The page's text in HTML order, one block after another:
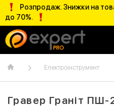
Розпродаж. Знижки на
до 70%.
Електроінструмент
Гравер Граніт ПШ-